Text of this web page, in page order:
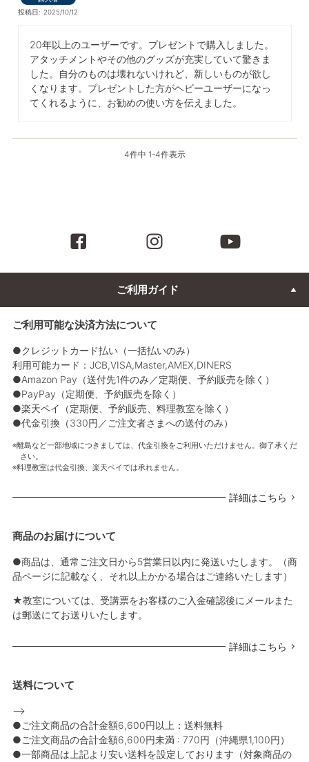
投稿日 2025/10/12
20年以上のユーザーです。プレゼントで購入しました。
アタッチメントやその他のグッズが充実していて驚きま
した。自分のものは壊れないけれど、新しいものが欲し
くなります。プレゼントした方がヘビーユーザーになっ
てくれるように、お勧めの使い方を伝えました。
4件中 1-4件表示
ご利用ガイド
ご利用可能な決済方法について
●クレジットカード払い（一括払いのみ）
利用可能カード：JCB,VISA,Master,AMEX,DINERS
●Amazon Pay（送付先1件のみ／定期便、予約販売を除く）
●PayPay（定期便、予約販売を除く）
●楽天ペイ（定期便、予約販売、料理教室を除く）
●代金引換（330円／ご注文者さまへの送付のみ）
離島など一部地域につきましては、代金引換をご利用いただけません。御了承くだ
さい。
料理教室は代金引換、楽天ペイでは承れません。
詳細はこちら
商品のお届けについて
●商品は、通常ご注文日から5営業日以内に発送いたします。（商
品ページに記載なく、それ以上かかる場合はご連絡いたします）
★教室については、受講票をお客様のご入金確認後にメールまた
は郵送にてお送りいたします。
詳細はこちら
送料について
-->
●ご注文商品の合計金額6,600円以上：送料無料
●ご注文商品の合計金額6,600円未満 : 770円（沖縄県1,100円）
●一部商品は上記より安い送料を設定しております（対象商品の